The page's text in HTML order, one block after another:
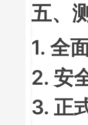
五、
1. 全
2. 安
3. 正